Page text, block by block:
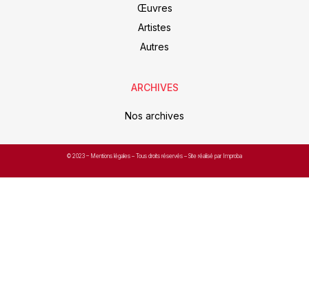
Œuvres
Artistes
Autres
ARCHIVES
Nos archives
© 2023 – Mentions légales – Tous droits réservés – Site réalisé par Improba